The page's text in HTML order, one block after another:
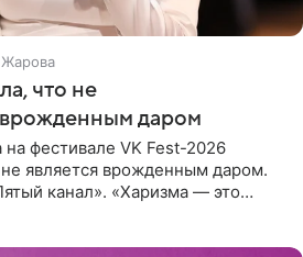
что не
врожденным даром
фестивале VK Fest-2026
не является врожденным даром.
канал». «Харизма — это